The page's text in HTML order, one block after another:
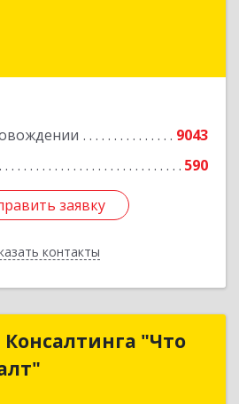
9043
590
заявку
контакты
г, Дмитровское ш, дом № 9Б
заявку
Назад
"Что
Консалтинга "Что